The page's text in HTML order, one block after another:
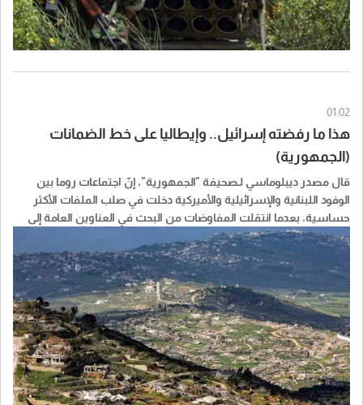
01:02
هذا ما رفضته إسرائيل.. وإيطاليا على خط الضمانات
(الجمهورية)
قال مصدر ديبلوماسي لـصحيفة "الجمهورية"، إنّ اجتماعات روما بين
الوفود اللبنانية والإسرائيلية والأميركية دخلت في صلب الملفات الأكثر
حساسية، بعدما انتقلت المفاوضات من البحث في العناوين العامة إلى
مناقشة آليات تنفيذية يفترض أن تحدّد شكل المرحلة المقبلة. وأشار إلى
أنّ النقاش لم يكن محصوراً بملف واحد، بل شمل توسيع رقعة المناطق
التجريبية، وآليات التحقق من الالتزامات، بالإضافة إلى ملف الأسرى
اللبنانيين وما يرتبط به من تعقيدات سياسية وأمنية.